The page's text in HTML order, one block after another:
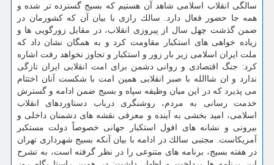
سالگی انقلاب اسلامی شاهد آن هستیم كه بسیج گسترده تر شده و
همه جا حضور فعال دارد. سالك رازی با بیان آن كه كشورمان در
ضمن گذشت چهل سال از پیروزی انقلاب، در مقابل زورگویی ها و
زیاده خواهی های استكبار مقاومت كرد و به همگان نشان داد كه
ملت ایران اسلامی زیر بار زور و استكبار و تجاوز نخواهد رفت اشاره
كرد: جنگ اقتصادی و روانی دشمن برای امت انقلابی ایران تازگی
ندارد و ان شاالله با صبر انقلابی همین امت با شكست آنان اختتام
می پذیرد كه در این میان وظیفه سپاه و بسیج ضمن ادامه و گسترش
خدمت رسانی به مردم، روشنگری درباب دستاوردهای انقلاب
اسلامی، امید بخشی به آینده و معرفی نقشه های دشمنان داخلی و
بیرونی و نشانه های افول استكبار جهانی خصوصاً دولت مستكبر
آمریكاست. مجتبی سالك در ادامه با بیان آنكه بسیج شهرداری تهران
در هفته بسیج، برنامه های متنوعی را در نظر گرفته است، به تشرح